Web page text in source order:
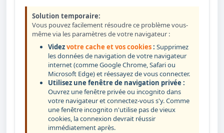
Solution temporaire:
Vous pouvez facilement résoudre ce problème vous-
même via les paramètres de votre navigateur :
Videzvotre cache et vos cookies: Supprimez
les données de navigation de votre navigateur
internet (comme Google Chrome, Safari ou
Microsoft Edge) et réessayez de vous connecter.
Utilisez une fenêtre de navigation privée :
Ouvrez une fenêtre privée ou incognito dans
votre navigateur et connectez-vous s'y. Comme
une fenêtre incognito n'utilise pas de vieux
cookies, la connexion devrait réussir
immédiatement après.